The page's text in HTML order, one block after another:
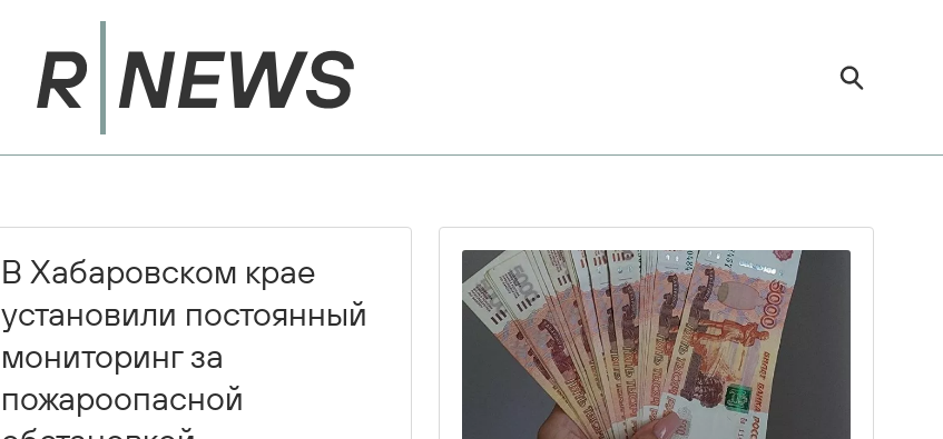
В Хабаровском крае
установили постоянный
мониторинг за
пожароопасной